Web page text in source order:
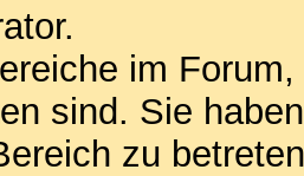
im
sind. Sie
zu